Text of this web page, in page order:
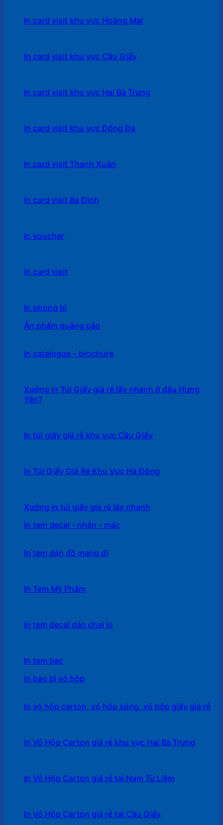
In card visit khu vực Hoàng Mai
In card visit khu vực Cầu Giấy
In card visit khu vực Hai Bà Trưng
In card visit khu vực Đống Đa
In card visit Thanh Xuân
In card visit Ba Đình
In voucher
In card visit
In phong bì
Ấn phẩm quảng cáo
In catalogue – brochure
Xưởng in Túi Giấy giá rẻ lấy nhanh ở đâu Hưng
Yên?
In túi giấy giá rẻ khu vực Cầu Giấy
In Túi Giấy Giá Rẻ Khu Vực Hà Đông
Xưởng in túi giấy giá rẻ lấy nhanh
In tem decal - nhãn - mác
In tem dán đồ mang đi
In Tem Mỹ Phẩm
In tem decal dán chai lọ
In tem bạc
In bao bì vỏ hộp
In vỏ hộp carton, vỏ hộp sóng, vỏ hộp giấy giá rẻ
In Vỏ Hộp Carton giá rẻ khu vực Hai Bà Trưng
In Vỏ Hộp Carton giá rẻ tại Nam Từ Liêm
In Vỏ Hộp Carton giá rẻ tại Cầu Giấy